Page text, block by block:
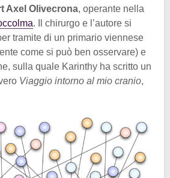
Axel Olivecrona, operante nella
. Il chirurgo e l’autore si
tramite di un primario viennese
come si può ben osservare) e
sulla quale Karinthy ha scritto un
Viaggio intorno al mio cranio,